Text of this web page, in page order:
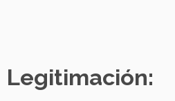
Legitimación: